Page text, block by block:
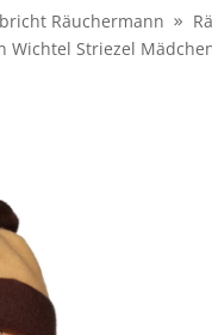
Räuchermann
Wichtel Striezel